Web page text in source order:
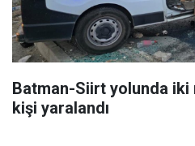
Batman-Siirt yolunda iki
kişi yaralandı